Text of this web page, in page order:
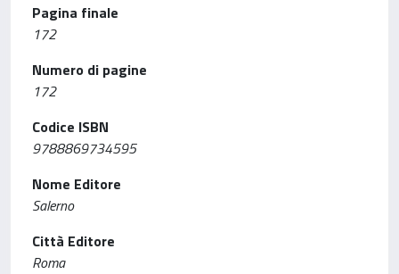
Pagina finale
172
Numero di pagine
172
Codice ISBN
9788869734595
Nome Editore
Salerno
Città Editore
Roma